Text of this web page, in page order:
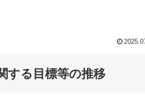
する目標等の推移